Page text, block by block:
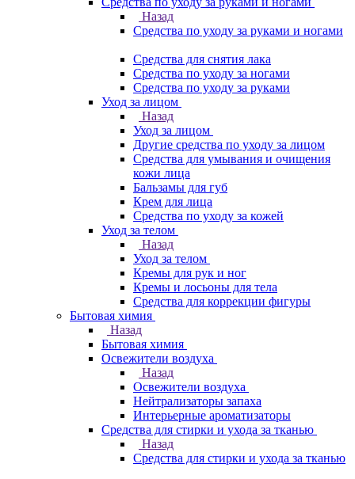
Назад
Средства по уходу за руками и ногами
Средства для снятия лака
Средства по уходу за ногами
Средства по уходу за руками
Уход за лицом
Назад
Уход за лицом
Другие средства по уходу за лицом
Средства для умывания и очищения
кожи лица
Бальзамы для губ
Крем для лица
Средства по уходу за кожей
Уход за телом
Назад
Уход за телом
Кремы для рук и ног
Кремы и лосьоны для тела
Средства для коррекции фигуры
Бытовая химия
Назад
Бытовая химия
Освежители воздуха
Назад
Освежители воздуха
Нейтрализаторы запаха
Интерьерные ароматизаторы
Средства для стирки и ухода за тканью
Назад
Средства для стирки и ухода за тканью